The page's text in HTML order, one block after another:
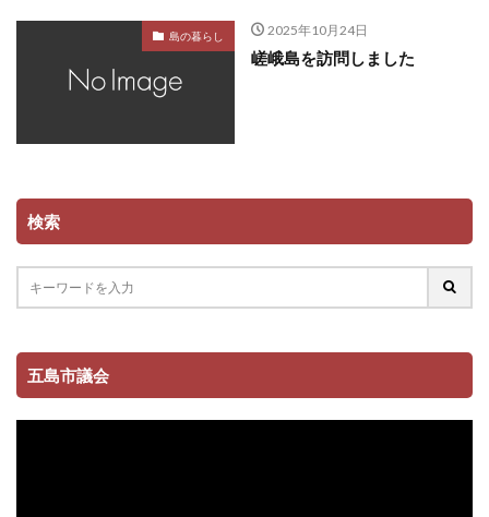
島の暮らし 2025年10月24日
嵯峨島を訪問しました
検索
五島市議会
動